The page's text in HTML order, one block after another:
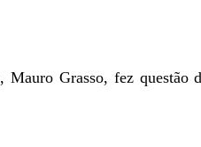
Grasso, fez questão